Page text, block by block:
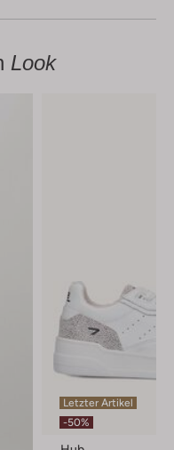
Look
Letzter Artikel
-50%